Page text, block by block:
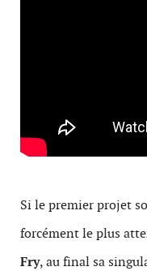
Si le premier projet
forcément le plus
Fry, au final sa